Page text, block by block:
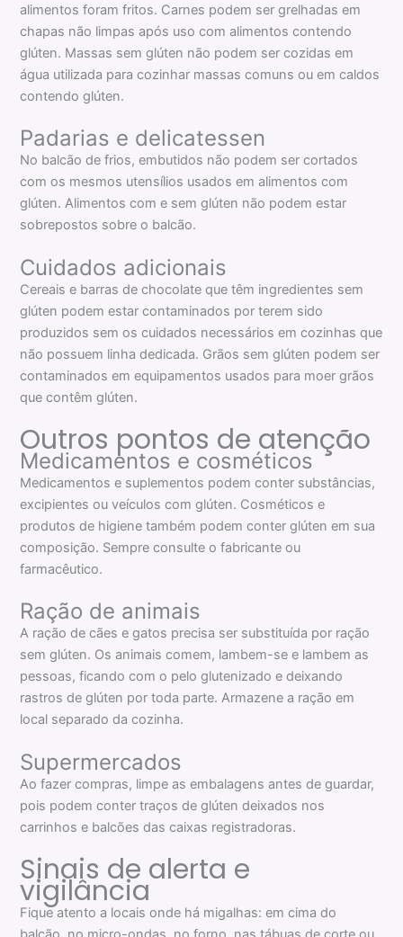
alimentos foram fritos. Carnes podem ser grelhadas em
chapas não limpas após uso com alimentos contendo
glúten. Massas sem glúten não podem ser cozidas em
água utilizada para cozinhar massas comuns ou em caldos
contendo glúten.
Padarias e delicatessen
No balcão de frios, embutidos não podem ser cortados
com os mesmos utensílios usados em alimentos com
glúten. Alimentos com e sem glúten não podem estar
sobrepostos sobre o balcão.
Cuidados adicionais
Cereais e barras de chocolate que têm ingredientes sem
glúten podem estar contaminados por terem sido
produzidos sem os cuidados necessários em cozinhas que
não possuem linha dedicada. Grãos sem glúten podem ser
contaminados em equipamentos usados para moer grãos
que contêm glúten.
Outros pontos de atenção
Medicamentos e cosméticos
Medicamentos e suplementos podem conter substâncias,
excipientes ou veículos com glúten. Cosméticos e
produtos de higiene também podem conter glúten em sua
composição. Sempre consulte o fabricante ou
farmacêutico.
Ração de animais
A ração de cães e gatos precisa ser substituída por ração
sem glúten. Os animais comem, lambem-se e lambem as
pessoas, ficando com o pelo glutenizado e deixando
rastros de glúten por toda parte. Armazene a ração em
local separado da cozinha.
Supermercados
Ao fazer compras, limpe as embalagens antes de guardar,
pois podem conter traços de glúten deixados nos
carrinhos e balcões das caixas registradoras.
Sinais de alerta e
vigilância
Fique atento a locais onde há migalhas: em cima do